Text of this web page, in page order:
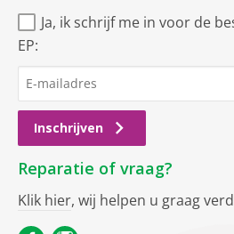
Ja, ik schrijf me in voor de
EP:
Inschrijven
Reparatie of vraag?
Klik hier, wij helpen u graag